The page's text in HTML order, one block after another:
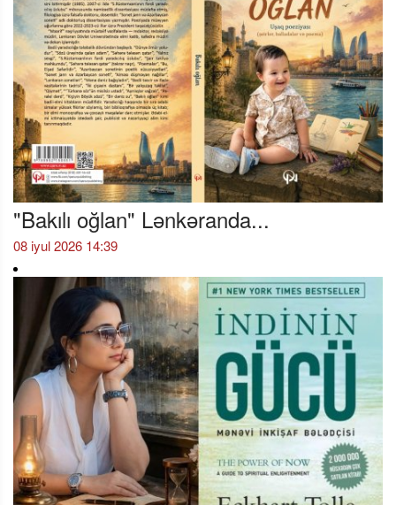
"Bakılı oğlan" Lənkəranda...
08 iyul 2026 14:39